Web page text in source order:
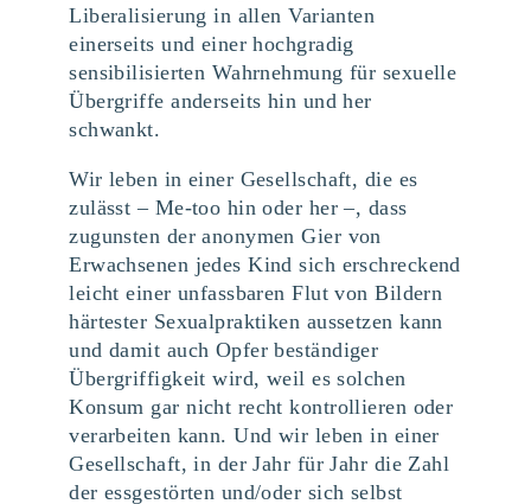
Liberalisierung in allen Varianten
einerseits und einer hochgradig
sensibilisierten Wahrnehmung für sexuelle
Übergriffe anderseits hin und her
schwankt.
Wir leben in einer Gesellschaft, die es
zulässt – Me-too hin oder her –, dass
zugunsten der anonymen Gier von
Erwachsenen jedes Kind sich erschreckend
leicht einer unfassbaren Flut von Bildern
härtester Sexualpraktiken aussetzen kann
und damit auch Opfer beständiger
Übergriffigkeit wird, weil es solchen
Konsum gar nicht recht kontrollieren oder
verarbeiten kann. Und wir leben in einer
Gesellschaft, in der Jahr für Jahr die Zahl
der essgestörten und/oder sich selbst